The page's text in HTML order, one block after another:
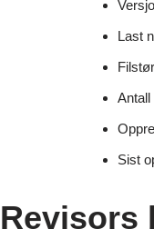
Last
Antall
Sist
Revisors